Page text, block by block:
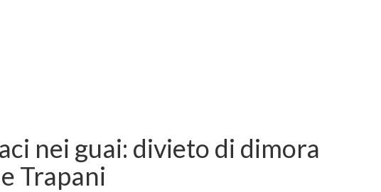
nei guai: divieto di dimora
Trapani